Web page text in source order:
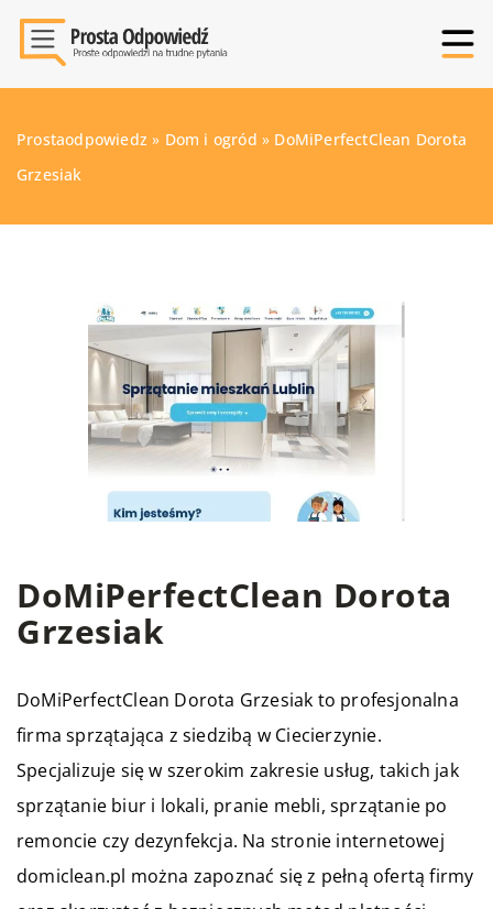
Prostaodpowiedz » Dom i ogród » DoMiPerfectClean Dorota
Grzesiak
DoMiPerfectClean Dorota
Grzesiak
DoMiPerfectClean Dorota Grzesiak to profesjonalna
firma sprzątająca z siedzibą w Ciecierzynie.
Specjalizuje się w szerokim zakresie usług, takich jak
sprzątanie biur i lokali, pranie mebli, sprzątanie po
remoncie czy dezynfekcja. Na stronie internetowej
domiclean.pl można zapoznać się z pełną ofertą firmy